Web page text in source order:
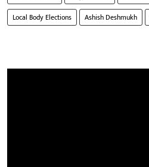
Local Body Elections
Ashish Deshmukh